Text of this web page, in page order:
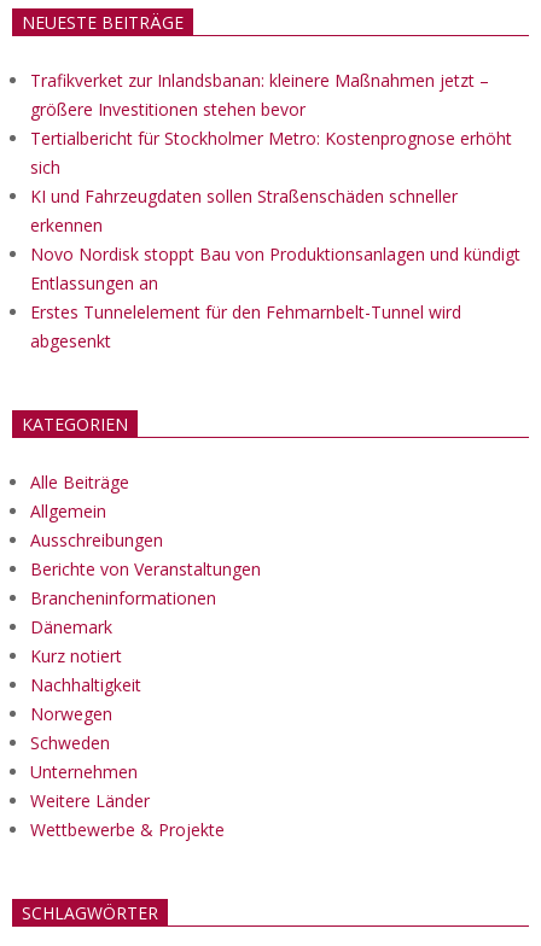
NEUESTE BEITRÄGE
Trafikverket zur Inlandsbanan: kleinere Maßnahmen jetzt –
größere Investitionen stehen bevor
Tertialbericht für Stockholmer Metro: Kostenprognose erhöht
sich
KI und Fahrzeugdaten sollen Straßenschäden schneller
erkennen
Novo Nordisk stoppt Bau von Produktionsanlagen und kündigt
Entlassungen an
Erstes Tunnelelement für den Fehmarnbelt-Tunnel wird
abgesenkt
KATEGORIEN
Alle Beiträge
Allgemein
Ausschreibungen
Berichte von Veranstaltungen
Brancheninformationen
Dänemark
Kurz notiert
Nachhaltigkeit
Norwegen
Schweden
Unternehmen
Weitere Länder
Wettbewerbe & Projekte
SCHLAGWÖRTER